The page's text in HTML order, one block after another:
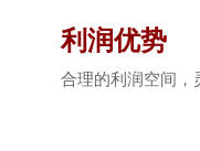
利润优势
合理的利润空间，